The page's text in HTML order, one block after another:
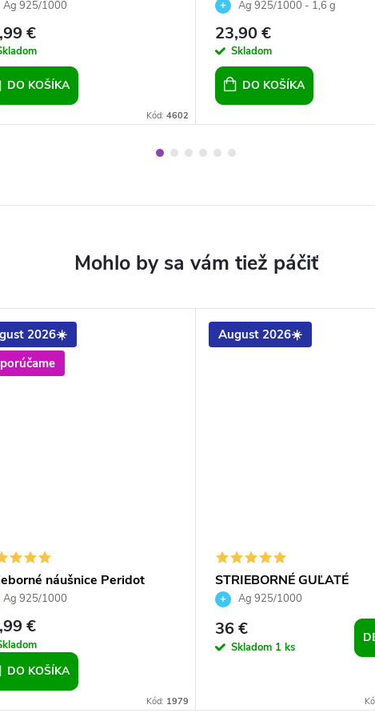
Edel
Ag 925/1000
€
DO KOŠÍKA
Kód: 4602
Aquamarine
Ag 925/1000 - 1,6 g
23,90 €
Skladom
DO KOŠÍKA
2026☀️
náušnice Peridot
pre dievčatá pre ženy
Ag 925/1000
€
DO KOŠÍKA
Kód: 1979
August 2026☀️
STRIEBORNÉ GUĽATÉ
NÁUŠNICE SO SWAROVSKI
CRYSTALS - Violet
Ag 925/1000
36 €
Skladom 1 ks